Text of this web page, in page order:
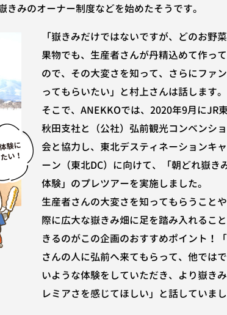
みのオーナー制度などを始めたそうです。
「嶽きみだけではないですが、どのお野
果物でも、生産者さんが丹精込めて作っ
ので、その大変さを知って、さらにファ
ってもらいたい」と村上さんは話します。
そこで、ANEKKOでは、2020年9月にJR
秋田支社と（公社）弘前観光コンベンシ
会と協力し、東北デスティネーションキ
ーン（東北DC）に向けて、「朝どれ嶽き
体験」のプレツアーを実施しました。
生産者さんの大変さを知ってもらうこと
際に広大な嶽きみ畑に足を踏み入れるこ
きるのがこの企画のおすすめポイント！
さんの人に弘前へ来てもらって、他では
いような体験をしていただき、より嶽き
レミアさを感じてほしい」と話していまし